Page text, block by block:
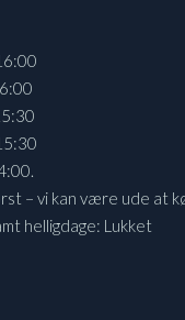
– vi kan være ude at
helligdage: Lukket